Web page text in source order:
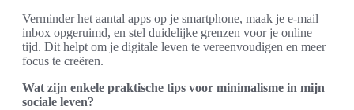
Verminder het aantal apps op je smartphone, maak je e-mail
inbox opgeruimd, en stel duidelijke grenzen voor je online
tijd. Dit helpt om je digitale leven te vereenvoudigen en meer
focus te creëren.
Wat zijn enkele praktische tips voor minimalisme in mijn
sociale leven?